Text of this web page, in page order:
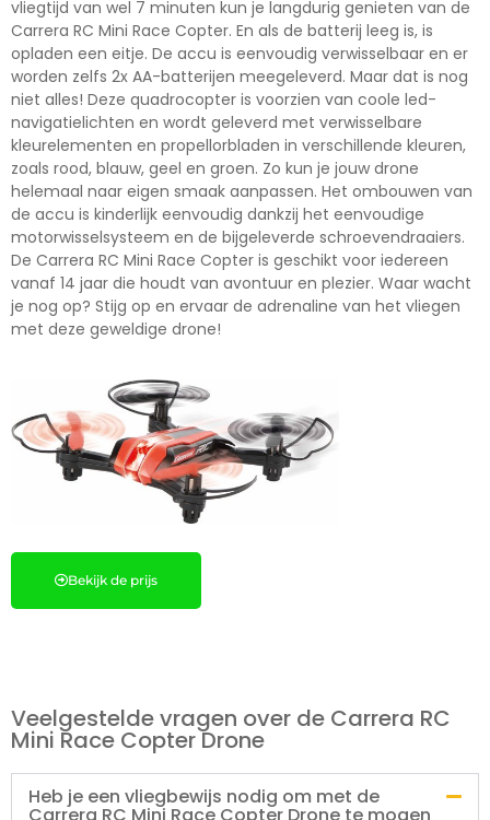
vliegtijd van wel 7 minuten kun je langdurig genieten van de
Carrera RC Mini Race Copter. En als de batterij leeg is, is
opladen een eitje. De accu is eenvoudig verwisselbaar en er
worden zelfs 2x AA-batterijen meegeleverd. Maar dat is nog
niet alles! Deze quadrocopter is voorzien van coole led-
navigatielichten en wordt geleverd met verwisselbare
kleurelementen en propellorbladen in verschillende kleuren,
zoals rood, blauw, geel en groen. Zo kun je jouw drone
helemaal naar eigen smaak aanpassen. Het ombouwen van
de accu is kinderlijk eenvoudig dankzij het eenvoudige
motorwisselsysteem en de bijgeleverde schroevendraaiers.
De Carrera RC Mini Race Copter is geschikt voor iedereen
vanaf 14 jaar die houdt van avontuur en plezier. Waar wacht
je nog op? Stijg op en ervaar de adrenaline van het vliegen
met deze geweldige drone!
Bekijk de prijs
Veelgestelde vragen over de Carrera RC
Mini Race Copter Drone
Heb je een vliegbewijs nodig om met de